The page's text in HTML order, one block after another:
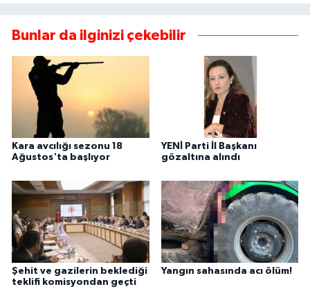
Bunlar da ilginizi çekebilir
Kara avcılığı sezonu 18
Ağustos'ta başlıyor
YENİ Parti İl Başkanı
gözaltına alındı
Şehit ve gazilerin beklediği
teklifi komisyondan geçti
Yangın sahasında acı ölüm!